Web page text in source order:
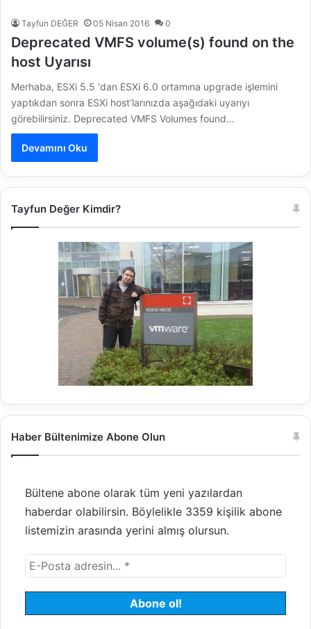
Tayfun DEĞER 05 Nisan 2016 0
Deprecated VMFS volume(s) found on the
host Uyarısı
Merhaba, ESXi 5.5 ‘dan ESXi 6.0 ortamına upgrade işlemini
yaptıkdan sonra ESXi host’larınızda aşağıdaki uyarıyı
görebilirsiniz. Deprecated VMFS Volumes found…
Devamını Oku
Tayfun Değer Kimdir?
Haber Bültenimize Abone Olun
Bültene abone olarak tüm yeni yazılardan
haberdar olabilirsin. Böylelikle 3359 kişilik abone
listemizin arasında yerini almış olursun.